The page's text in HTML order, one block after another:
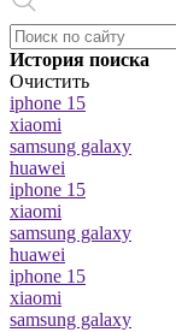
История поиска
Очистить
iphone 15
xiaomi
samsung galaxy
huawei
iphone 15
xiaomi
samsung galaxy
huawei
iphone 15
xiaomi
samsung galaxy